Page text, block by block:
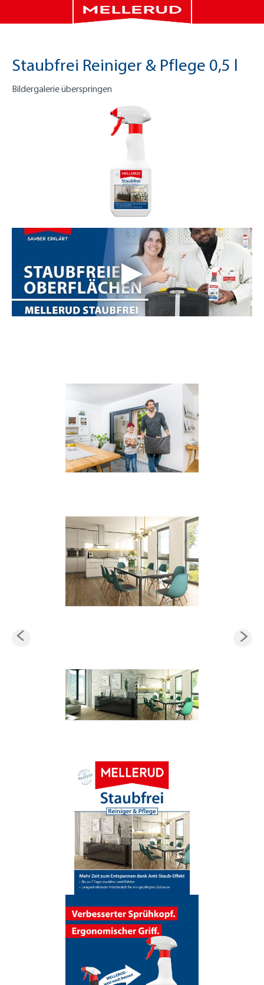
Staubfrei Reiniger & Pflege 0,5 l
Bildergalerie überspringen